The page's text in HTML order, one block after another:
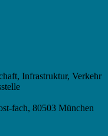
Infrastruktur, Verkehr
fach, 80503 München